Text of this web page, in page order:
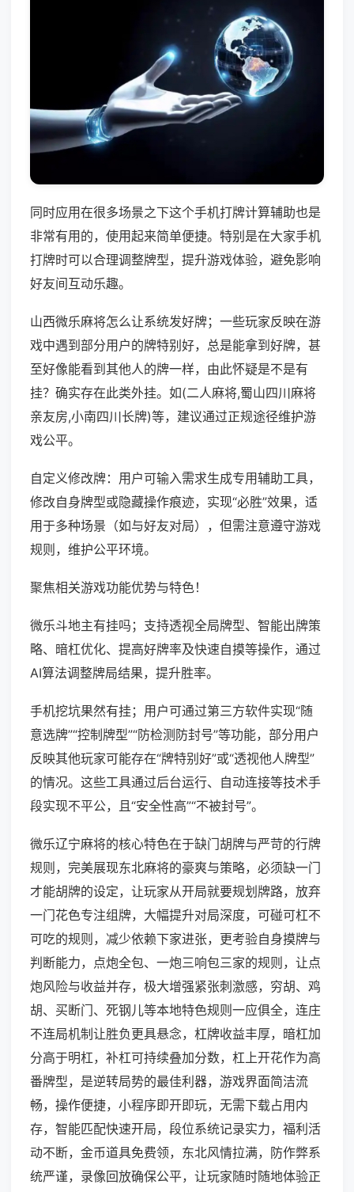
同时应用在很多场景之下这个手机打牌计算辅助也是
非常有用的，使用起来简单便捷。特别是在大家手机
打牌时可以合理调整牌型，提升游戏体验，避免影响
好友间互动乐趣。
山西微乐麻将怎么让系统发好牌；一些玩家反映在游
戏中遇到部分用户的牌特别好，总是能拿到好牌，甚
至好像能看到其他人的牌一样，由此怀疑是不是有
挂？确实存在此类外挂。如(二人麻将,蜀山四川麻将
亲友房,小南四川长牌)等，建议通过正规途径维护游
戏公平。
自定义修改牌：用户可输入需求生成专用辅助工具，
修改自身牌型或隐藏操作痕迹，实现“必胜”效果，适
用于多种场景（如与好友对局），但需注意遵守游戏
规则，维护公平环境。
聚焦相关游戏功能优势与特色！
微乐斗地主有挂吗；支持透视全局牌型、智能出牌策
略、暗杠优化、提高好牌率及快速自摸等操作，通过
AI算法调整牌局结果，提升胜率。
手机挖坑果然有挂；用户可通过第三方软件实现“随
意选牌”“控制牌型”“防检测防封号”等功能，部分用户
反映其他玩家可能存在“牌特别好”或“透视他人牌型”
的情况。这些工具通过后台运行、自动连接等技术手
段实现不平公，且“安全性高”“不被封号”。
微乐辽宁麻将的核心特色在于缺门胡牌与严苛的行牌
规则，完美展现东北麻将的豪爽与策略，必须缺一门
才能胡牌的设定，让玩家从开局就要规划牌路，放弃
一门花色专注组牌，大幅提升对局深度，可碰可杠不
可吃的规则，减少依赖下家进张，更考验自身摸牌与
判断能力，点炮全包、一炮三响包三家的规则，让点
炮风险与收益并存，极大增强紧张刺激感，穷胡、鸡
胡、买断门、死钢儿等本地特色规则一应俱全，连庄
不连局机制让胜负更具悬念，杠牌收益丰厚，暗杠加
分高于明杠，补杠可持续叠加分数，杠上开花作为高
番牌型，是逆转局势的最佳利器，游戏界面简洁流
畅，操作便捷，小程序即开即玩，无需下载占用内
存，智能匹配快速开局，段位系统记录实力，福利活
动不断，金币道具免费领，东北风情拉满，防作弊系
统严谨，录像回放确保公平，让玩家随时随地体验正